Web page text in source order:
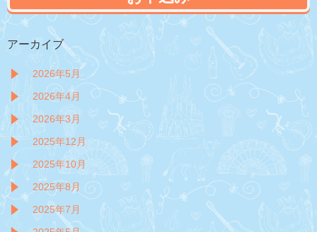
アーカイブ
2026年5月
2026年4月
2026年3月
2025年12月
2025年10月
2025年8月
2025年7月